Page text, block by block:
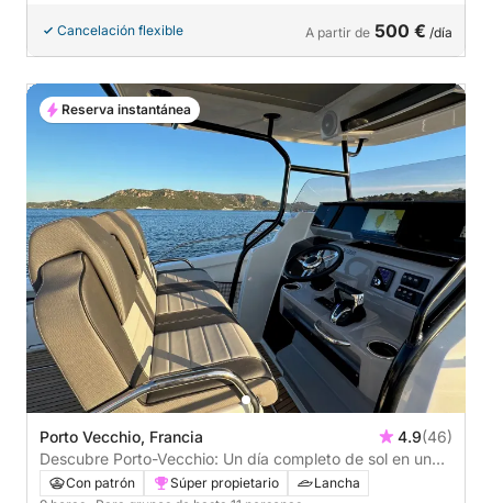
Cancelación flexible A partir de 500 € /día
Porto Vecchio, Francia 4.9(46)
Descubre Porto-Vecchio: Un día completo de sol en una
lancha motora.
Con patrón Súper propietario
Lancha
Reserva instantánea